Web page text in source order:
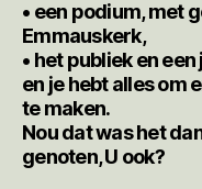
• een podium, met
Emmauskerk,
• het publiek en
en je hebt alles om
te maken.
Nou dat was het
genoten, U ook?